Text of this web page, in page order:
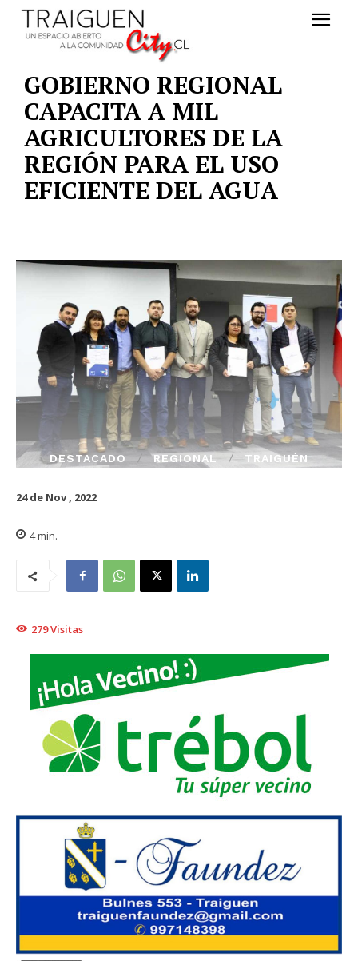
GOBIERNO REGIONAL
CAPACITA A MIL
AGRICULTORES DE LA
REGIÓN PARA EL USO
EFICIENTE DEL AGUA
DESTACADO REGIONAL TRAIGUÉN
24 de Nov , 2022
4min.
279Visitas